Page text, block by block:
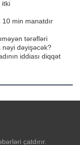
itki
10 min manatdır
tərəfləri
nəyi dəyişəcək?
iddiası diqqət
çatdırır.